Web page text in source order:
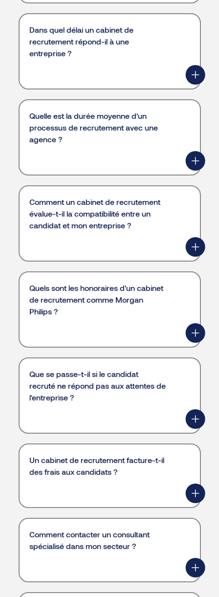
Dans quel délai un cabinet de
recrutement répond-il à une
entreprise ?
Quelle est la durée moyenne d'un
processus de recrutement avec une
agence ?
Comment un cabinet de recrutement
évalue-t-il la compatibilité entre un
candidat et mon entreprise ?
Quels sont les honoraires d'un cabinet
de recrutement comme Morgan
Philips ?
Que se passe-t-il si le candidat
recruté ne répond pas aux attentes de
l'entreprise ?
Un cabinet de recrutement facture-t-il
des frais aux candidats ?
Comment contacter un consultant
spécialisé dans mon secteur ?